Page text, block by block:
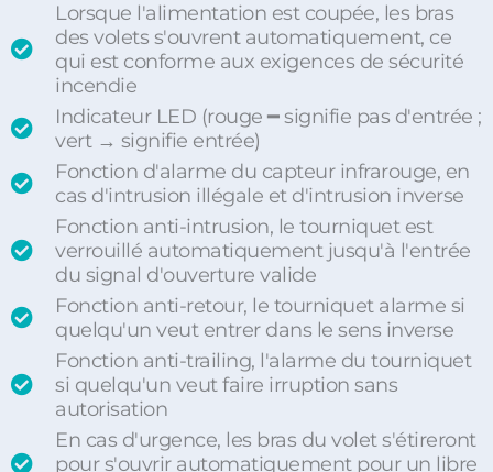
Lorsque l'alimentation est coupée, les bras
des volets s'ouvrent automatiquement, ce
qui est conforme aux exigences de sécurité
incendie
Indicateur LED (rouge ━ signifie pas d'entrée ;
vert → signifie entrée)
Fonction d'alarme du capteur infrarouge, en
cas d'intrusion illégale et d'intrusion inverse
Fonction anti-intrusion, le tourniquet est
verrouillé automatiquement jusqu'à l'entrée
du signal d'ouverture valide
Fonction anti-retour, le tourniquet alarme si
quelqu'un veut entrer dans le sens inverse
Fonction anti-trailing, l'alarme du tourniquet
si quelqu'un veut faire irruption sans
autorisation
En cas d'urgence, les bras du volet s'étireront
pour s'ouvrir automatiquement pour un libre